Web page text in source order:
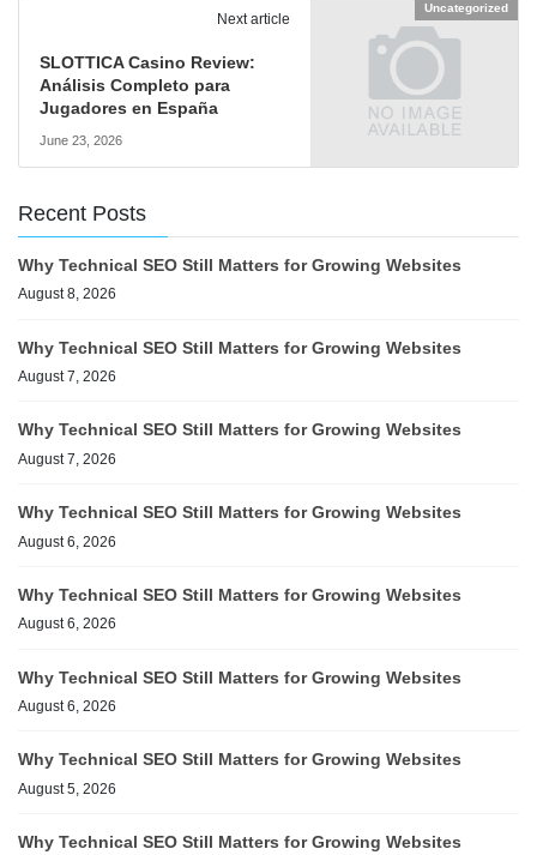
Uncategorized
Next article
SLOTTICA Casino Review:
Análisis Completo para
Jugadores en España
June 23, 2026
Recent Posts
Why Technical SEO Still Matters for Growing Websites
August 8, 2026
Why Technical SEO Still Matters for Growing Websites
August 7, 2026
Why Technical SEO Still Matters for Growing Websites
August 7, 2026
Why Technical SEO Still Matters for Growing Websites
August 6, 2026
Why Technical SEO Still Matters for Growing Websites
August 6, 2026
Why Technical SEO Still Matters for Growing Websites
August 6, 2026
Why Technical SEO Still Matters for Growing Websites
August 5, 2026
Why Technical SEO Still Matters for Growing Websites